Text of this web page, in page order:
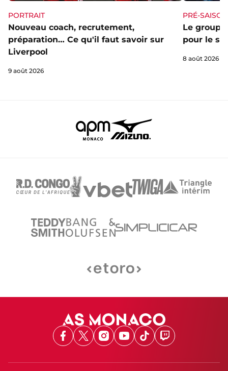
PORTRAIT
Nouveau coach, recrutement,
préparation… Ce qu'il faut savoir sur
Liverpool
9 août 2026
PRÉ-SAISON
Le groupe
pour le
8 août 2026
Facebook
X Instagram
Youtube
TikTokTwitch